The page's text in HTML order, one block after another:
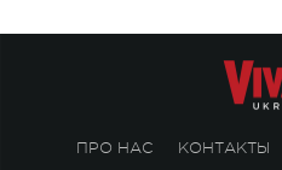
ПРО НАС КОНТАКТЫ